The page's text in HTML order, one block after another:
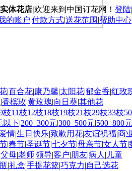
体花店|欢迎来到中国订花网！ 登陆|
的账户|付款方式|送花范围 |帮助中心
|百合花|康乃馨|太阳花|郁金香|红玫
|香槟玫|黄玫瑰|向日葵|其他花
枝11枝12枝18枝19枝21枝29枝33枝
以下|200_300元|300_500元|500_800元
情|生日快乐|致歉用花|友谊祝福|商
|春节|圣诞节|七夕节|母亲节|女人节|
父母|老师|领导|客户|朋友|病人 | 儿童
|礼盒|手提花篮|巧克力|自己选花